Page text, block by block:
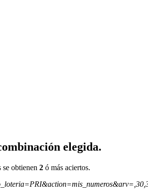
elegida.
se obtienen 2 ó más aciertos.